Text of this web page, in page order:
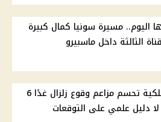
اليوم.. مسيرة سونيا كمال كبيرة
الثالثة داخل ماسبيرو
البحوث الفلكية تحسم مزاعم وقوع زلزال غدًا 6
دليل علمي على التوقعات